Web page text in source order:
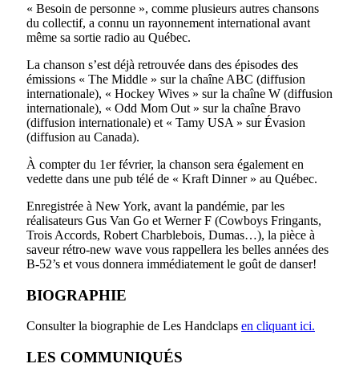
« Besoin de personne », comme plusieurs autres chansons
du collectif, a connu un rayonnement international avant
même sa sortie radio au Québec.
La chanson s’est déjà retrouvée dans des épisodes des
émissions « The Middle » sur la chaîne ABC (diffusion
internationale), « Hockey Wives » sur la chaîne W (diffusion
internationale), « Odd Mom Out » sur la chaîne Bravo
(diffusion internationale) et « Tamy USA » sur Évasion
(diffusion au Canada).
À compter du 1er février, la chanson sera également en
vedette dans une pub télé de « Kraft Dinner » au Québec.
Enregistrée à New York, avant la pandémie, par les
réalisateurs Gus Van Go et Werner F (Cowboys Fringants,
Trois Accords, Robert Charblebois, Dumas…), la pièce à
saveur rétro-new wave vous rappellera les belles années des
B-52’s et vous donnera immédiatement le goût de danser!
BIOGRAPHIE
Consulter la biographie de Les Handclaps en cliquant ici.
LES COMMUNIQUÉS